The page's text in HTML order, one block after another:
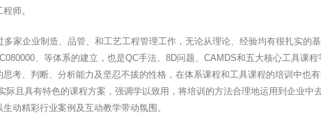
师。
家企业制造、品管、和工艺工程管理工作，无论从理论、经验均有很扎实的基
、等体系的建立，也是QC手法、8D问题、CAMDS和五大核心工具课
考、判断、分析能力及坚忍不拔的性格，在体系课程和工具课程的培训中也
际且具有特色的课程方案，强调学以致用，将培训的方法合理地运用到企业中
动精彩行业案例及互动教学带动氛围。